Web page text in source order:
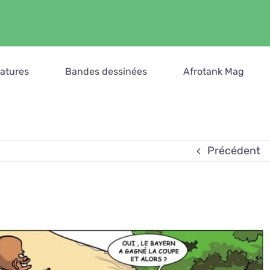
Bandes dessinées Afrotank Mag
Précédent